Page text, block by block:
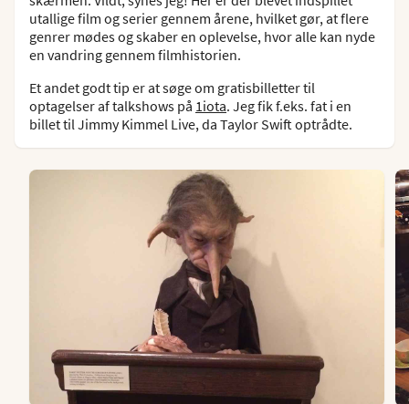
utallige film og serier gennem årene, hvilket gør, at flere
genrer mødes og skaber en oplevelse, hvor alle kan nyde
en vandring gennem filmhistorien.
Et andet godt tip er at søge om gratisbilletter til
optagelser af talkshows på 1iota. Jeg fik f.eks. fat i en
billet til Jimmy Kimmel Live, da Taylor Swift optrådte.